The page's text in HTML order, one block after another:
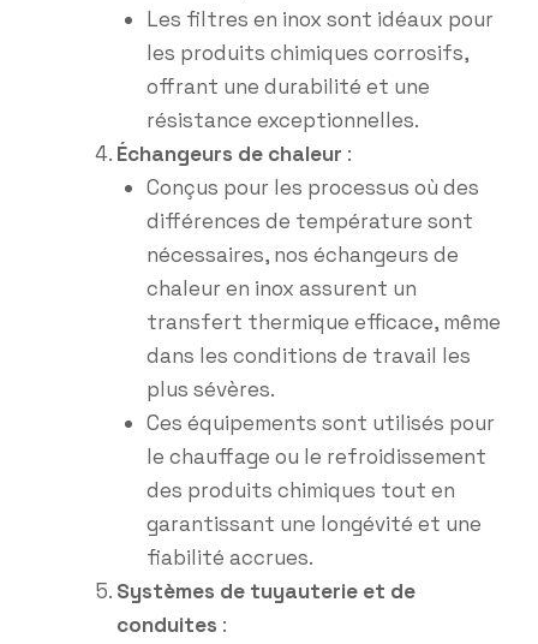
Les filtres en inox sont idéaux pour
les produits chimiques corrosifs,
offrant une durabilité et une
résistance exceptionnelles.
Échangeurs de chaleur :
Conçus pour les processus où des
différences de température sont
nécessaires, nos échangeurs de
chaleur en inox assurent un
transfert thermique efficace, même
dans les conditions de travail les
plus sévères.
Ces équipements sont utilisés pour
le chauffage ou le refroidissement
des produits chimiques tout en
garantissant une longévité et une
fiabilité accrues.
Systèmes de tuyauterie et de
conduites :